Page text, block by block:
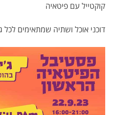
קוקטייל עם פיטאיה
דוכני אוכל ושתיה שמתאימים לכל